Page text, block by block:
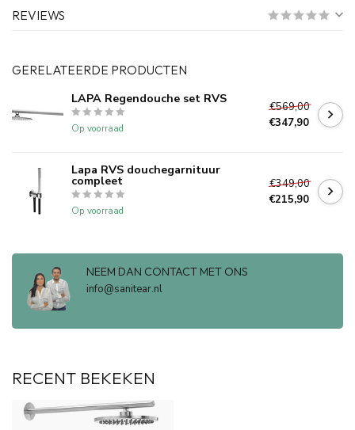
REVIEWS
GERELATEERDE PRODUCTEN
LAPA Regendouche set RVS
Op voorraad
€569,00
€347,90
Lapa RVS douchegarnituur
compleet
Op voorraad
€349,00
€215,90
NEEM DAN CONTACT MET ONS
info@sanitear.nl
RECENT BEKEKEN